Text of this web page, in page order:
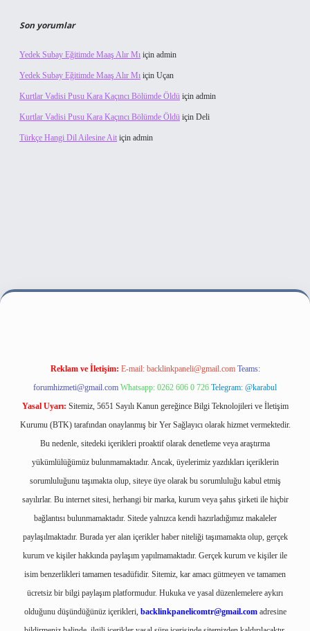
Son yorumlar
Yedek Subay Eğitimde Maaş Alır Mı için admin
Yedek Subay Eğitimde Maaş Alır Mı için Uçan
Kurtlar Vadisi Pusu Kara Kaçıncı Bölümde Öldü için admin
Kurtlar Vadisi Pusu Kara Kaçıncı Bölümde Öldü için Deli
Türkçe Hangi Dil Ailesine Ait için admin
sitesi
Reklam ve İletişim: E-mail: backlinkpaneli@gmail.com Teams:
forumhizmeti@gmail.com Whatsapp: 0262 606 0 726 Telegram: @karabul
Yasal Uyarı: Sitemiz, 5651 Sayılı Kanun gereğince Bilgi Teknolojileri ve İletişim
Kurumu (BTK) tarafından onaylanmış bir Yer Sağlayıcı olarak hizmet vermektedir.
Bu nedenle, sitedeki içerikleri proaktif olarak denetleme veya araştırma
yükümlülüğümüz bulunmamaktadır. Ancak, üyelerimiz yazdıkları içeriklerin
sorumluluğunu taşımakta olup, siteye üye olarak bu sorumluluğu kabul etmiş
sayılırlar. Bu internet sitesi, herhangi bir marka, kurum veya şahıs şirketi ile hiçbir
bağlantısı bulunmamaktadır. Sitede yalnızca kendi hazırladığımız makaleler
paylaşılmaktadır. Burada yer alan içerikler haber niteliği taşımamakta olup, gerçek
kurum ve kişiler hakkında paylaşım yapılmamaktadır. Gerçek kurum ve kişiler ile
isim benzerlikleri tamamen tesadüfidir. Sitemiz, kar amacı gütmeyen ve tamamen
ücretsiz bir bilgi paylaşım platformudur. Hukuka ve yasal düzenlemelere aykırı
olduğunu düşündüğünüz içerikleri, backlinkpanelicomtr@gmail.comadresine